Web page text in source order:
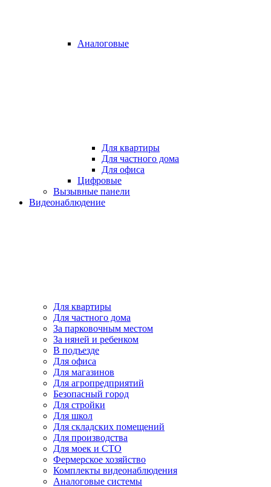
Аналоговые
Для квартиры
Для частного дома
Для офиса
Цифровые
Вызывные панели
Видеонаблюдение
Для квартиры
Для частного дома
За парковочным местом
За няней и ребенком
В подъезде
Для офиса
Для магазинов
Для агропредприятий
Безопасный город
Для стройки
Для школ
Для складских помещений
Для производства
Для моек и СТО
Фермерское хозяйство
Комплекты видеонаблюдения
Аналоговые системы